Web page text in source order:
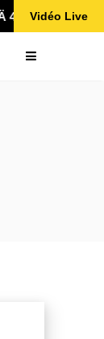
Vidéo Live